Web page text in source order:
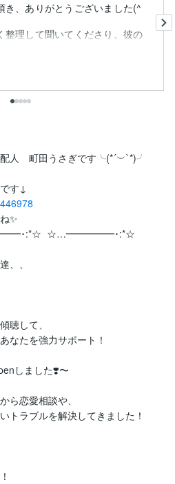
き、ありがとうございました(^
整理して聞いてくださり、彼の
人　町田うさぎです╰(*´︶`*)╯
✨
･:*☆  ☆…━━━━━･:*☆
、、
聴して、
なたを強力サポート！
しました❣️〜
ら恋愛相談や、
トラブルを解決してきました！